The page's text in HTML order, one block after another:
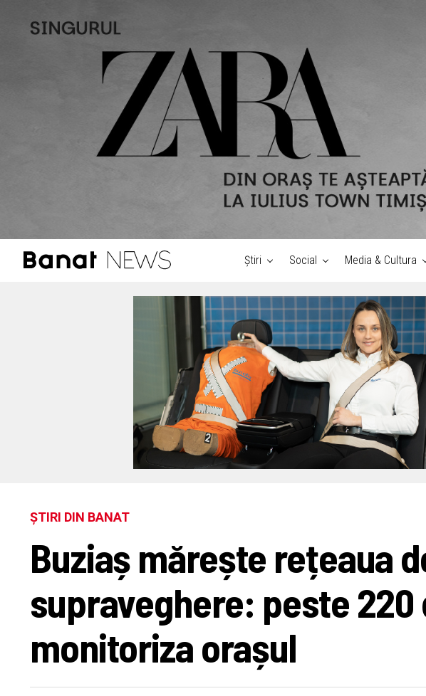
Știri Social Media & Cultura
ȘTIRI DIN BANAT
Buziaș mărește rețeaua
supraveghere: peste
monitoriza orașul